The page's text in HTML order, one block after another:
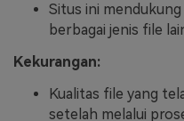
Situs ini
berbagai jenis file
Kekurangan:
Kualitas file yang
setelah melalui